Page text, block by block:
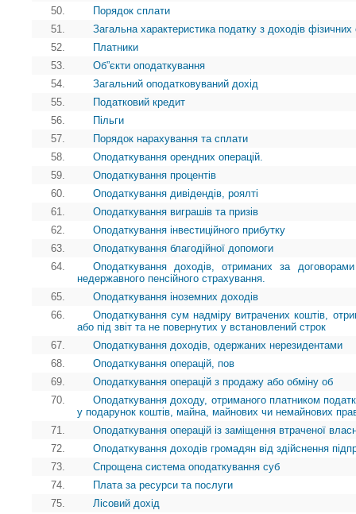
50.
Порядок сплати
51.
Загальна характеристика податку з доходів фізичних
52.
Платники
53.
Об”єкти оподаткування
54.
Загальний оподатковуваний дохід
55.
Податковий кредит
56.
Пільги
57.
Порядок нарахування та сплати
58.
Оподаткування орендних операцій.
59.
Оподаткування процентів
60.
Оподаткування дивідендів, роялті
61.
Оподаткування виграшів та призів
62.
Оподаткування інвестиційного прибутку
63.
Оподаткування благодійної допомоги
64.
Оподаткування доходів, отриманих за
недержавного пенсійного страхування.
65.
Оподаткування іноземних доходів
66.
Оподаткування сум надміру витрачених коштів,
або під звіт та не повернутих у встановлений строк
67.
Оподаткування доходів, одержаних нерезидентами
68.
Оподаткування операцій, пов
69.
Оподаткування операцій з продажу або обміну об
70.
Оподаткування доходу, отриманого платником
у подарунок коштів, майна, майнових чи немайнових
71.
Оподаткування операцій із заміщення втраченої
72.
Оподаткування доходів громадян від здійснення
73.
Спрощена система оподаткування суб
74.
Плата за ресурси та послуги
75.
Лісовий дохід